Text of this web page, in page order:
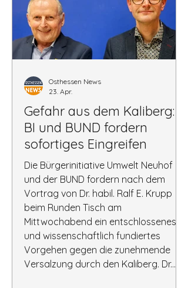
Gefahr aus dem Kaliberg:
BI und BUND fordern
sofortiges Eingreifen
Die Bürgerinitiative Umwelt Neuhof
und der BUND fordern nach dem
Vortrag von Dr. habil. Ralf E. Krupp
beim Runden Tisch am
Mittwochabend ein entschlossenes
und wissenschaftlich fundiertes
Vorgehen gegen die zunehmende
Versalzung durch den Kaliberg. Dr.
Osthessen News
23. Apr.